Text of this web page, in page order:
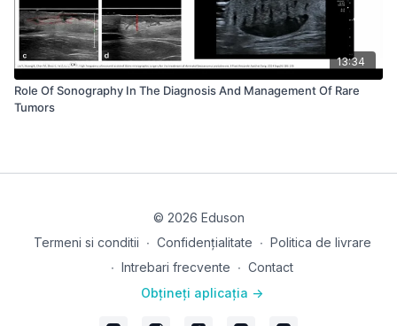
13:34
Role Of Sonography In The Diagnosis And Management Of Rare
Tumors
© 2026 Eduson
Termeni si conditii ∙ Confidențialitate ∙ Politica de livrare
∙ Intrebari frecvente ∙ Contact
Obțineți aplicația ->